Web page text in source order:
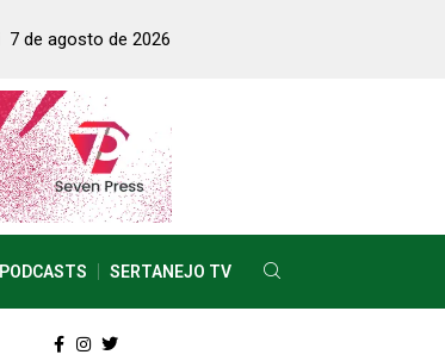
7 de agosto de 2026
PODCASTS SERTANEJO TV